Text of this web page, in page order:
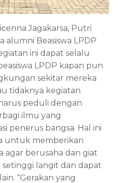
Jagakarsa, Putri
alumni Beasiswa LPDP
ini dapat selalu
LPDP kapan pun
sekitar mereka
tidaknya kegiatan
peduli dengan
ilmu yang
penerus bangsa. Hal ini
untuk memberikan
agar berusaha dan giat
setinggi langit dan dapat
“Gerakan yang